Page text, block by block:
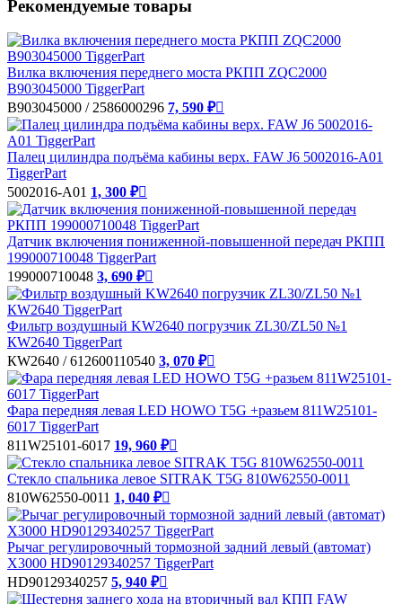
Рекомендуемые товары
Вилка включения переднего моста РКПП ZQC2000
B903045000 TiggerPart
B903045000 / 2586000296 7, 590 ₽
Палец цилиндра подъёма кабины верх. FAW J6 5002016-A01
TiggerPart
5002016-A01 1, 300 ₽
Датчик включения пониженной-повышенной передач РКПП
199000710048 TiggerPart
199000710048 3, 690 ₽
Фильтр воздушный KW2640 погрузчик ZL30/ZL50 №1
КW2640 TiggerPart
КW2640 / 612600110540 3, 070 ₽
Фара передняя левая LED HOWO T5G +разьем 811W25101-
6017 TiggerPart
811W25101-6017 19, 960 ₽
Стекло спальника левое SITRAK T5G 810W62550-0011
810W62550-0011 1, 040 ₽
Рычаг регулировочный тормозной задний левый (автомат)
X3000 HD90129340257 TiggerPart
HD90129340257 5, 940 ₽